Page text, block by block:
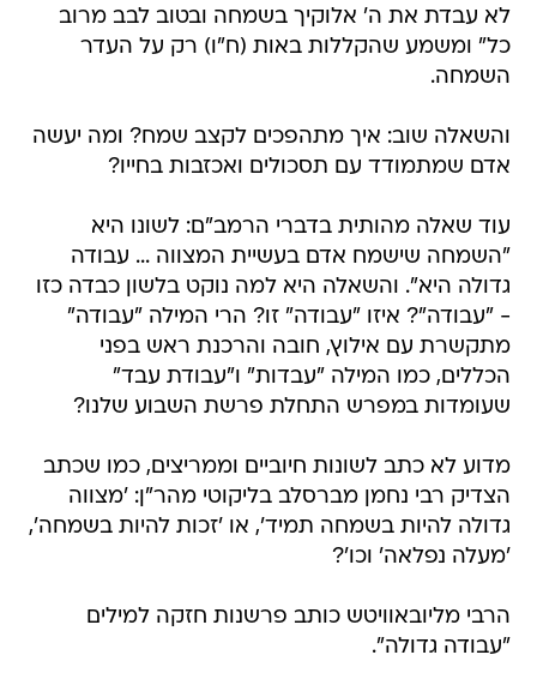
לא עבדת את ה' אלוקיך בשמחה ובטוב לבב מרוב
כל" ומשמע שהקללות באות (ח"ו) רק על העדר
השמחה.
והשאלה שוב: איך מתהפכים לקצב שמח? ומה יעשה
אדם שמתמודד עם תסכולים ואכזבות בחייו?
עוד שאלה מהותית בדברי הרמב"ם: לשונו היא
"השמחה שישמח אדם בעשיית המצווה ... עבודה
גדולה היא". והשאלה היא למה נוקט בלשון כבדה כזו
- "עבודה"? איזו "עבודה" זו? הרי המילה "עבודה"
מתקשרת עם אילוץ, חובה והרכנת ראש בפני
הכללים, כמו המילה "עבדות" ו"עבודת עבד"
שעומדות במפרש התחלת פרשת השבוע שלנו?
מדוע לא כתב לשונות חיוביים וממריצים, כמו שכתב
הצדיק רבי נחמן מברסלב בליקוטי מהר"ן: 'מצווה
גדולה להיות בשמחה תמיד', או 'זכות להיות בשמחה',
'מעלה נפלאה' וכו'?
הרבי מליובאוויטש כותב פרשנות חזקה למילים
"עבודה גדולה".